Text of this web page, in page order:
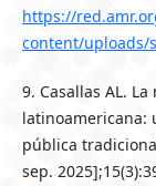
https://
content/uploads/
9. Casallas AL.
latinoamericana:
pública
sep.